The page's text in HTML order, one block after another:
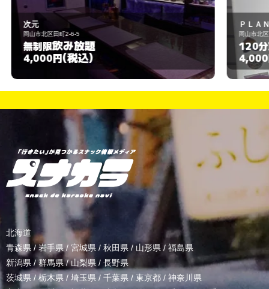
ＰＬＡＮＥＴ
岡山市北区田町2-1-1
120分飲み放題
4,000円(税込)
北海道
青森県 / 岩手県/ 宮城県 / 秋田県 / 山形県/ 福島県
新潟県 /群馬県/山梨県 / 長野県
茨城県 / 栃木県 / 埼玉県 / 千葉県 / 東京都 / 神奈川県